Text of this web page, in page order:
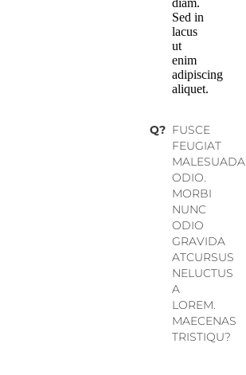
diam.
Sed in
lacus
ut
enim
adipiscing
aliquet.
Q? FUSCE
FEUGIAT
MALESUADA
ODIO.
MORBI
NUNC
ODIO
GRAVIDA
ATCURSUS
NELUCTUS
A
LOREM.
MAECENAS
TRISTIQU?